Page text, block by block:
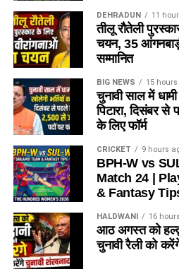
DEHRADUN 11
तीलू रौतेली
चयन, 35
सम्मानित
BIG NEWS 15
चुनावी साल में
पिटारा, दिसंबर से
के लिए फॉर्म
CRICKET 9 hours
BPH-W vs
Match 24 |
& Fantasy
HALDWANI 16
आठ अगस्त को
चुनावी रैली को